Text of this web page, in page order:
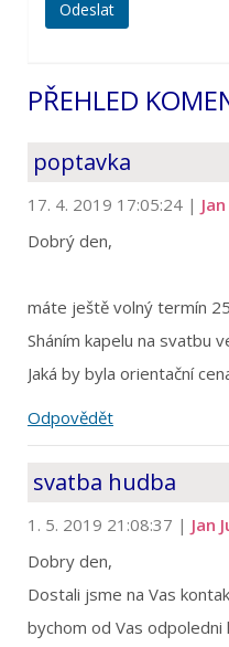
PŘEHLED
poptavka
17. 4. 2019 17:05:24 |
Dobrý den,
máte ještě volný termín
Sháním kapelu na svatbu
Jaká by byla orientační
Odpovědět
svatba hudba
1. 5. 2019 21:08:37 | Jan
Dobry den,
Dostali jsme na Vas
bychom od Vas odpoledni